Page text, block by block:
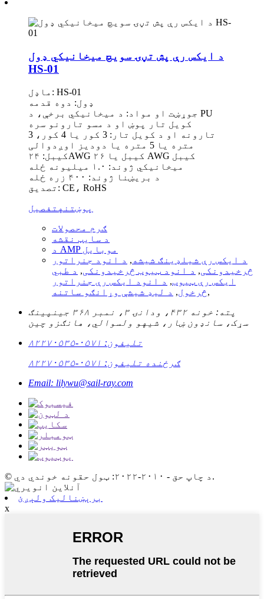
د ایکس رې پش تڼۍ سویچ میخانیکي ډول
HS-01
ماډل: HS-01
ډول: دوه قدمه
جوړښت او مواد: د میخانیکي برخې، د PU
کویل تار پوښ او د مسو تارونو سره
تارونه او د کویل تار: 3 کور یا 4 کور، 3
متره یا 5 متره یا دودیز اوږدوالی
کیبل: ۲۴AWG کیبل یا ۲۶ AWG کیبل
میخانیکي ژوند: ۱.۰ میلیونه ځله
د بریښنا ژوند: ۴۰۰ زره ځله
تصدیق: CE، RoHS
پوښتنه تفصیل
ګرم محصولات
د سایټ نقشه
د AMP موبایل
د ایکس رې شیلډینګ شیشه , د انود جنراتور
څرخیدونکی, د انود ټیوب څرخیدونکی, د طبي
ایکس رې ټیوب, د انود ایکس رې جنراتور
څرخول, د لیډ شیشې وړانګو ساتنه
,
پته: خونه ۴۳۲، ودانۍ ۳، نمبر ۳۶۸ جینپینګ
سړک، سانډون ښار، شیهو ولسوالي، هانګزو چین
تلیفون: ۰۵۷۱-۸۲۲۷۰۵۳۵
ګرځنده تلیفون: ۰۵۷۱-۸۲۲۷۰۵۳۵
Email: lilywu@sail-ray.com
© د چاپ حق - ۲۰۱۰-۲۰۲۲: ټول حقونه خوندي دي.
برېښنالیک ولېږئ
x